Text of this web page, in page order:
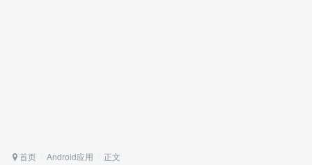
首页 Android应用 正文